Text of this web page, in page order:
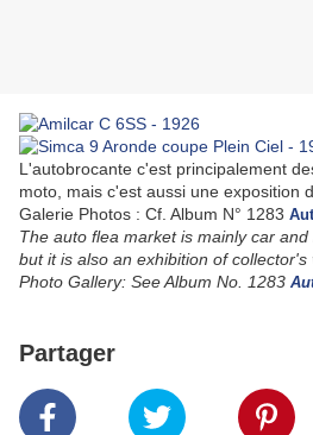
L'autobrocante c'est principalement
moto, mais c'est aussi une exposition
Galerie Photos : Cf. Album N° 1283
The auto flea market is mainly car and
but it is also an exhibition of collector's
Photo Gallery: See Album No. 1283
Partager